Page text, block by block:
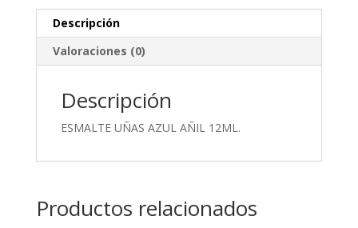
Descripción
Valoraciones (0)
Descripción
ESMALTE UÑAS AZUL AÑIL 12ML.
Productos relacionados